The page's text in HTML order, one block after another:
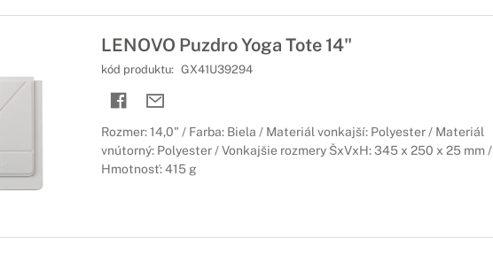
LENOVO Puzdro Yoga Tote 14"
kód produktu: GX41U39294
Rozmer: 14,0" / Farba: Biela / Materiál vonkajší: Polyester / Materiál
vnútorný: Polyester / Vonkajšie rozmery ŠxVxH: 345 x 250 x 25 mm /
Hmotnosť: 415 g